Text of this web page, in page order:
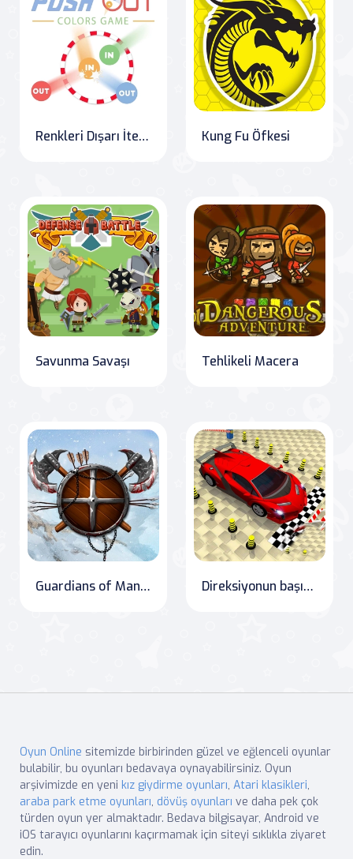
Renkleri Dışarı İte Oyunu Kung Fu Öfkesi
Savunma Savaşı Tehlikeli Macera
Guardians of Mangara: The Frozen Crown Direksiyonun başına geç! - Araba Parkı Savaşı
Oyun Online sitemizde birbirinden güzel ve eğlenceli oyunlar
bulabilir, bu oyunları bedavaya oynayabilirsiniz. Oyun
arşivimizde en yeni kız giydirme oyunları, Atari klasikleri,
araba park etme oyunları, dövüş oyunları ve daha pek çok
türden oyun yer almaktadır. Bedava bilgisayar, Android ve
iOS tarayıcı oyunlarını kaçırmamak için siteyi sıklıkla ziyaret
edin.